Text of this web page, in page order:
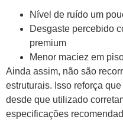
Nível de ruído um
Desgaste percebido
premium
Menor maciez em
Ainda assim, não são
estruturais. Isso reforça
desde que utilizado
especificações